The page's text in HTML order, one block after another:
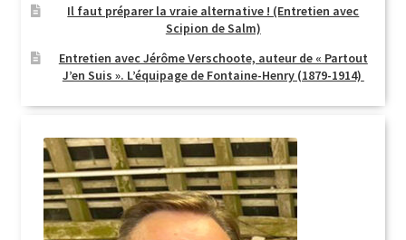
Il faut préparer la vraie alternative ! (Entretien avec
Scipion de Salm)
Entretien avec Jérôme Verschoote, auteur de « Partout
J’en Suis ». L’équipage de Fontaine-Henry (1879-1914)